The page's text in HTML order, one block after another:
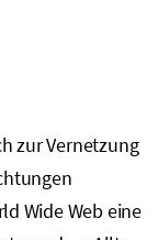
zur Vernetzung
Wide Web eine